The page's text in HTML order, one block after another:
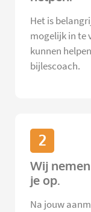
Het is
mogelijk in te
kunnen
bijlescoach.
2
Wij
je op.
Na jouw